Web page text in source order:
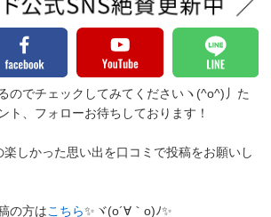
のでチェックしてみてくださいヽ(^o^)丿 た
ト、フォローお待ちしております！
楽しかった思い出を口コミで投稿をお願いし
の方はこちら✨ヾ(o´∀｀o)ﾉ✨